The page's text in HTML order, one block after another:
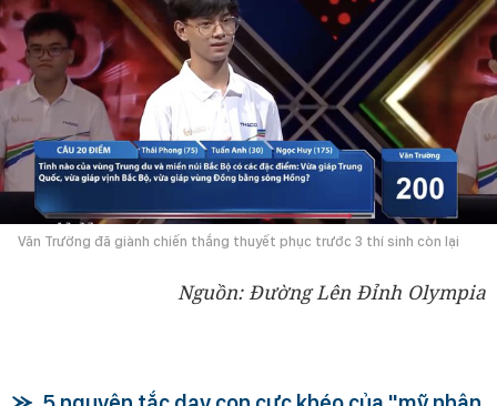
Văn Trường đã giành chiến thắng thuyết phục trước 3 thí sinh còn lại
Nguồn: Đường Lên Đỉnh Olympia